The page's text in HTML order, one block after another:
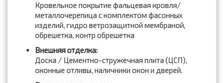
Кровельное покрытие фальцевая кровля/
металлочерепица с комплектом фасонных
изделий, гидро ветрозащитной мембраной,
обрешетка, контр обрешетка
Внешняя отделка:
Доска / Цементно-стружечная плита (ЦСП),
оконные отливы, наличники окон и дверей.